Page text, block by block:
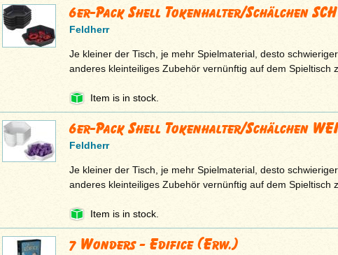
6er-Pack Shell Tokenhalter/Schälchen
Feldherr
Je kleiner der Tisch, je mehr Spielmaterial, desto
anderes kleinteiliges Zubehör vernünftig auf dem Spieltisch
Item is in stock.
6er-Pack Shell Tokenhalter/Schälchen
Feldherr
Je kleiner der Tisch, je mehr Spielmaterial, desto
anderes kleinteiliges Zubehör vernünftig auf dem Spieltisch
Item is in stock.
7 Wonders - Edifice (Erw.)